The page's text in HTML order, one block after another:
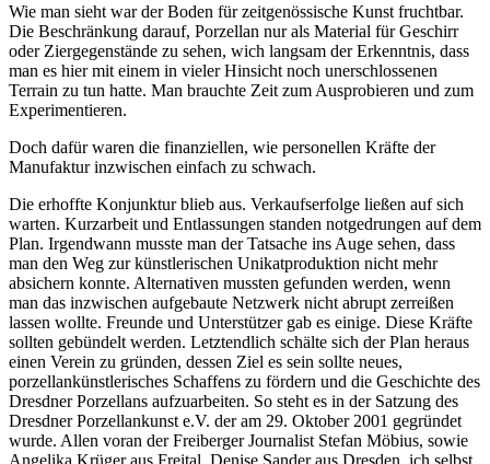
Wie man sieht war der Boden für zeitgenössische Kunst fruchtbar.
Die Beschränkung darauf, Porzellan nur als Material für Geschirr
oder Ziergegenstände zu sehen, wich langsam der Erkenntnis, dass
man es hier mit einem in vieler Hinsicht noch unerschlossenen
Terrain zu tun hatte. Man brauchte Zeit zum Ausprobieren und zum
Experimentieren.
Doch dafür waren die finanziellen, wie personellen Kräfte der
Manufaktur inzwischen einfach zu schwach.
Die erhoffte Konjunktur blieb aus. Verkaufserfolge ließen auf sich
warten. Kurzarbeit und Entlassungen standen notgedrungen auf dem
Plan. Irgendwann musste man der Tatsache ins Auge sehen, dass
man den Weg zur künstlerischen Unikatproduktion nicht mehr
absichern konnte. Alternativen mussten gefunden werden, wenn
man das inzwischen aufgebaute Netzwerk nicht abrupt zerreißen
lassen wollte. Freunde und Unterstützer gab es einige. Diese Kräfte
sollten gebündelt werden. Letztendlich schälte sich der Plan heraus
einen Verein zu gründen, dessen Ziel es sein sollte neues,
porzellankünstlerisches Schaffens zu fördern und die Geschichte des
Dresdner Porzellans aufzuarbeiten. So steht es in der Satzung des
Dresdner Porzellankunst e.V. der am 29. Oktober 2001 gegründet
wurde. Allen voran der Freiberger Journalist Stefan Möbius, sowie
Angelika Krüger aus Freital, Denise Sander aus Dresden, ich selbst